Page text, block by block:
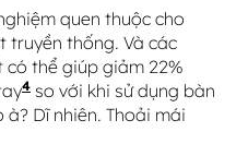
quen thuộc cho
truyền thống. Và các
có thể giúp giảm 22%
4 Nghiên cứu Logitech
so với khi sử dụng bàn
Dĩ nhiên. Thoải mái